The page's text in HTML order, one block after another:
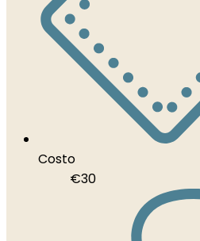
Costo
€30